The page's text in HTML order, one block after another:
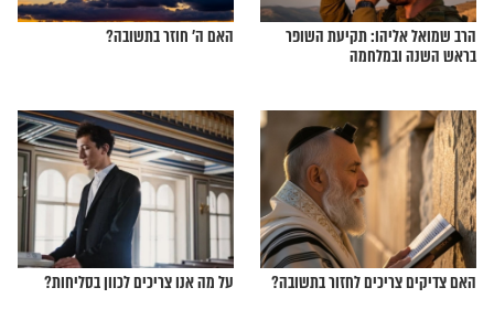
שמחליט להתעסק אין מים באיראן? זו הסיבה